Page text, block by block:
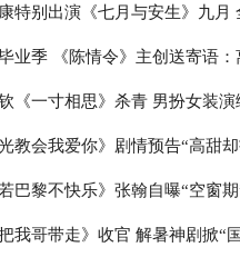
深
特别出演《七月与安生》九月
业季 《陈情令》主创送寄语
《一寸相思》杀青 男扮女装
光教会我爱你》剧情预告“高甜
若巴黎不快乐》张翰自曝“空窗
把我哥带走》收官 解暑神剧掀“